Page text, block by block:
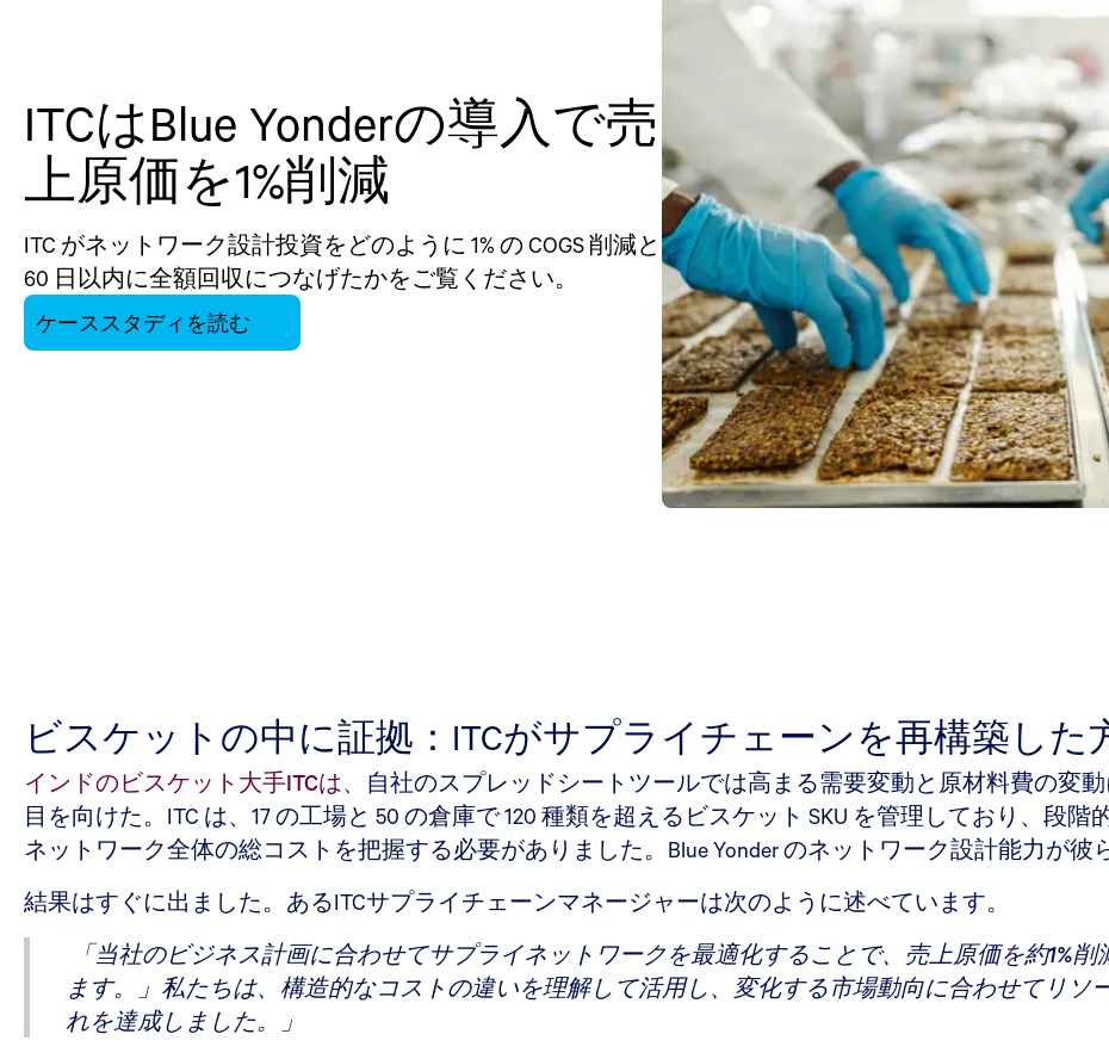
ITCはBlue Yonderの導入で売
上原価を1%削減
ITC がネットワーク設計投資をどのように 1% の COGS 削減と
60 日以内に全額回収につなげたかをご覧ください。
ケーススタディを読む
ビスケットの中に証拠：ITCがサプライチェーンを再構築した
インドのビスケット大手ITCは、 自社のスプレッドシートツールでは高まる需要変動と原材料費の変
目を向けた。ITC は、17 の工場と 50 の倉庫で 120 種類を超えるビスケット SKU を管理しており、段
ネットワーク全体の総コストを把握する必要がありました。Blue Yonder のネットワーク設計能力が彼
結果はすぐに出ました。あるITCサプライチェーンマネージャーは次のように述べています。
「当社のビジネス計画に合わせてサプライネットワークを最適化することで、売上原価を約1%
ます。」私たちは、構造的なコストの違いを理解して活用し、変化する市場動向に合わせてリソ
れを達成しました。」